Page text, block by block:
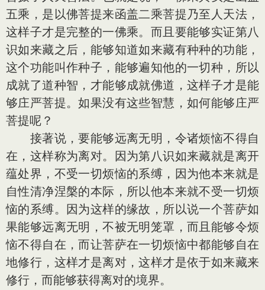
五乘，是以佛菩提来函盖二乘菩提乃至人天法，
这样子才是完整的一佛乘。而且要能够实证第八
识如来藏之后，能够知道如来藏有种种的功能，
这个功能叫作种子，能够遍知他的一切种，所以
成就了道种智，才能够成就佛道，这样子才是能
够庄严菩提。如果没有这些智慧，如何能够庄严
菩提呢？
接著说，要能够远离无明，令诸烦恼不得自
在，这样称为离对。因为第八识如来藏就是离开
蕴处界，不受一切烦恼的系缚，因为他本来就是
自性清净涅槃的本际，所以他本来就不受一切烦
恼的系缚。因为这样的缘故，所以说一个菩萨如
果能够远离无明，不被无明笼罩，而且能够令烦
恼不得自在，而让菩萨在一切烦恼中都能够自在
地修行，这样才是离对，这样才是依于如来藏来
修行，而能够获得离对的境界。